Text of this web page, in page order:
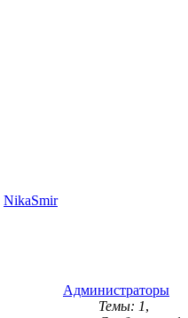
NikaSmir
Администраторы
Темы: 1,